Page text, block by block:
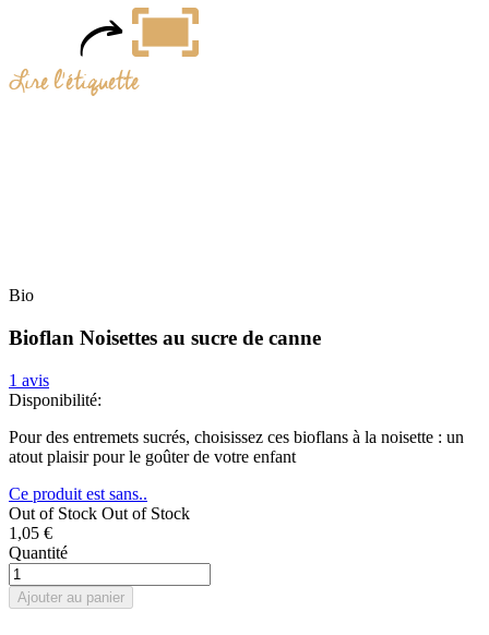
Bio
Bioflan Noisettes au sucre de canne
1 avis
Disponibilité:
Pour des entremets sucrés, choisissez ces bioflans à la noisette : un
atout plaisir pour le goûter de votre enfant
Ce produit est sans..
Out of Stock Out of Stock
1,05 €
Quantité
Ajouter au panier